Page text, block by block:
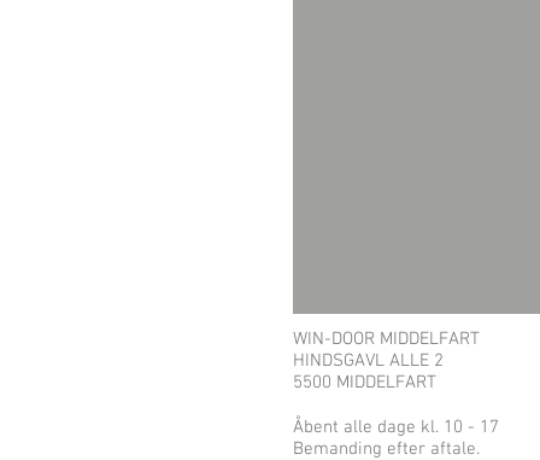
WIN-DOOR MIDDELFART
HINDSGAVL ALLE 2
5500 MIDDELFART
Åbent alle dage kl. 10 - 17
Bemanding efter aftale.